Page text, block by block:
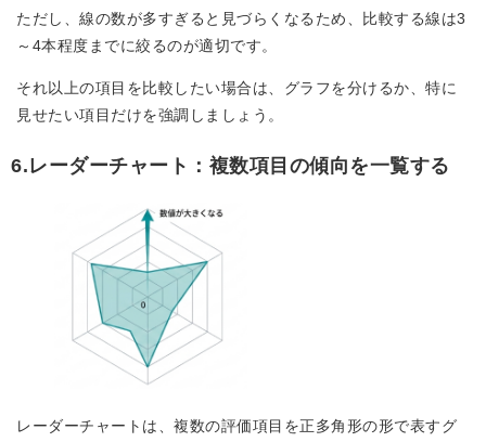
ただし、線の数が多すぎると見づらくなるため、比較する線は3
～4本程度までに絞るのが適切です。
それ以上の項目を比較したい場合は、グラフを分けるか、特に
見せたい項目だけを強調しましょう。
6.レーダーチャート：複数項目の傾向を一覧する
レーダーチャートは、複数の評価項目を正多角形の形で表すグ